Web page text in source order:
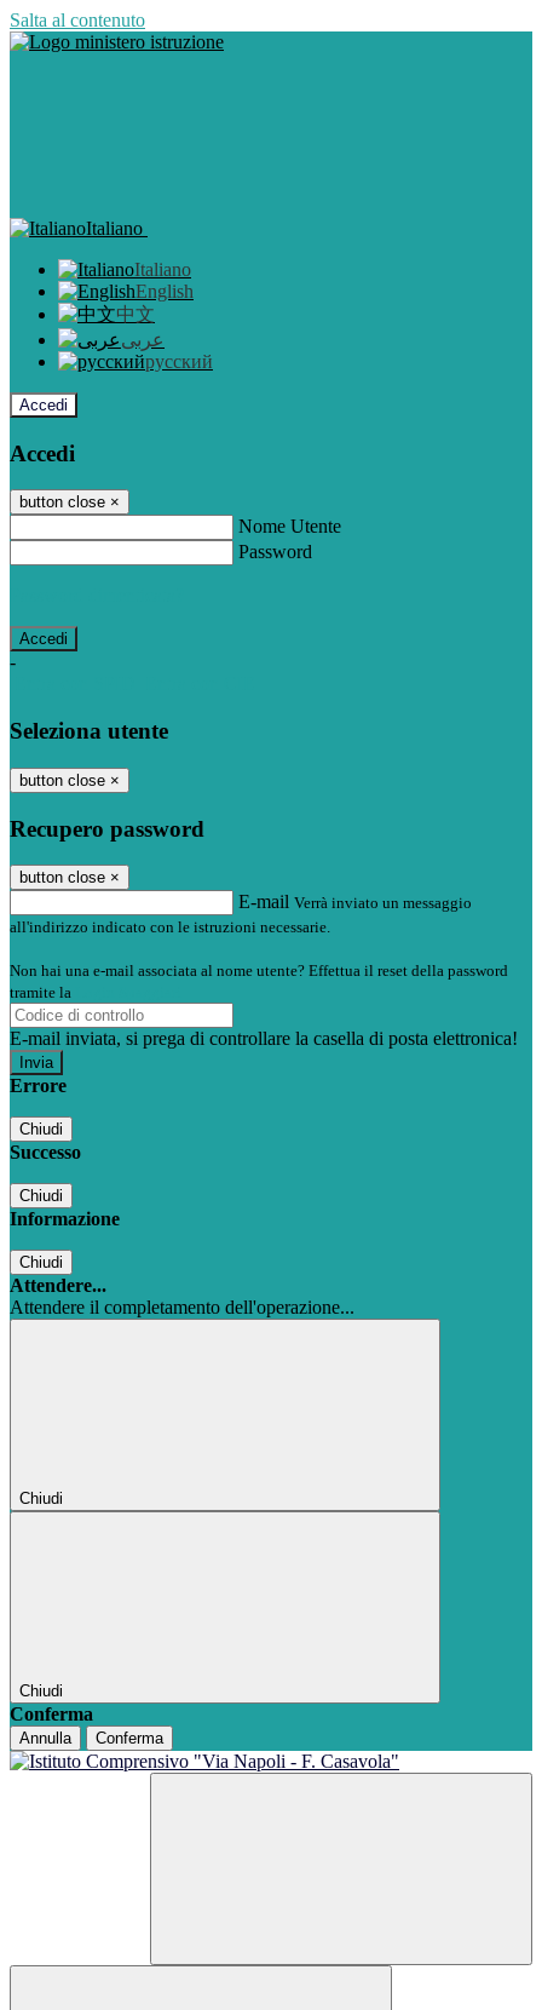
Salta al contenuto
Italiano
Italiano
English
中文
عربى
русский
Accedi
Accedi
button close ×
Nome Utente
Password
-
Seleziona utente
button close ×
Recupero password
button close ×
E-mail Verrà inviato un messaggio
all'indirizzo indicato con le istruzioni necessarie.
Non hai una e-mail associata al nome utente? Effettua il reset della password
tramite la
E-mail inviata, si prega di controllare la casella di posta elettronica!
Errore
Chiudi
Successo
Chiudi
Informazione
Chiudi
Attendere...
Attendere il completamento dell'operazione...
Chiudi
Chiudi
Conferma
Annulla Conferma